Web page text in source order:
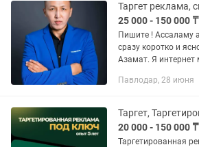
25 000 - 150 000 ₸
Пишите ! Ассаламу
сразу коротко и
Азамат. Я интернет
результат - честно и
Павлодар, 28 июня
20 000 - 150 000 ₸
Таргетированная